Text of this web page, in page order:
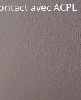
avec ACPL